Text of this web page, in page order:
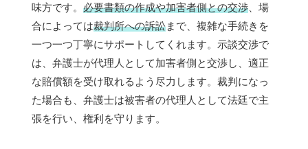
味方です。 必要書類の作成や加害者側との交渉 、場
合によっては裁判所への訴訟まで、複雑な手続きを
一つ一つ丁寧にサポートしてくれます。示談交渉で
は、弁護士が代理人として加害者側と交渉し、適正
な賠償額を受け取れるよう尽力します。裁判になっ
た場合も、弁護士は被害者の代理人として法廷で主
張を行い、権利を守ります。